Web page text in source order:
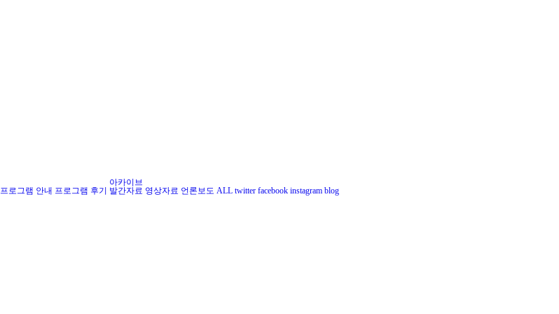
프로그램 안내 프로그램 후기
아카이브
발간자료 영상자료 언론보도 ALL twitter facebook instagram blog